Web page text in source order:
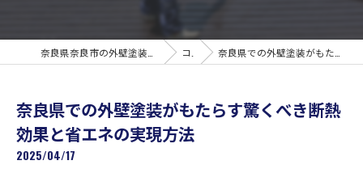
コラム 奈良県での外壁塗装がもたらす驚くべき断熱効果と省エネの実現方法
奈良県での外壁塗装がもたらす驚くべき断熱
効果と省エネの実現方法
2025/04/17